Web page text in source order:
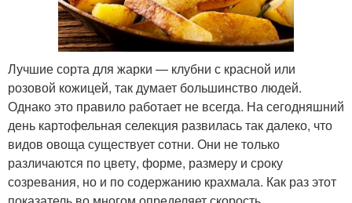
Лучшие сорта для жарки — клубни с красной или
розовой кожицей, так думает большинство людей.
Однако это правило работает не всегда. На сегодняшний
день картофельная селекция развилась так далеко, что
видов овоща существует сотни. Они не только
различаются по цвету, форме, размеру и сроку
созревания, но и по содержанию крахмала. Как раз этот